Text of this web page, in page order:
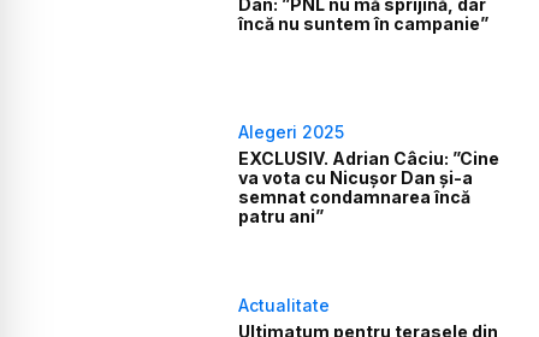
încă nu suntem în campanie”
Alegeri 2025
EXCLUSIV. Adrian Câciu: ”Cine
va vota cu Nicușor Dan și-a
semnat condamnarea încă
patru ani”
Actualitate
Ultimatum pentru terasele din